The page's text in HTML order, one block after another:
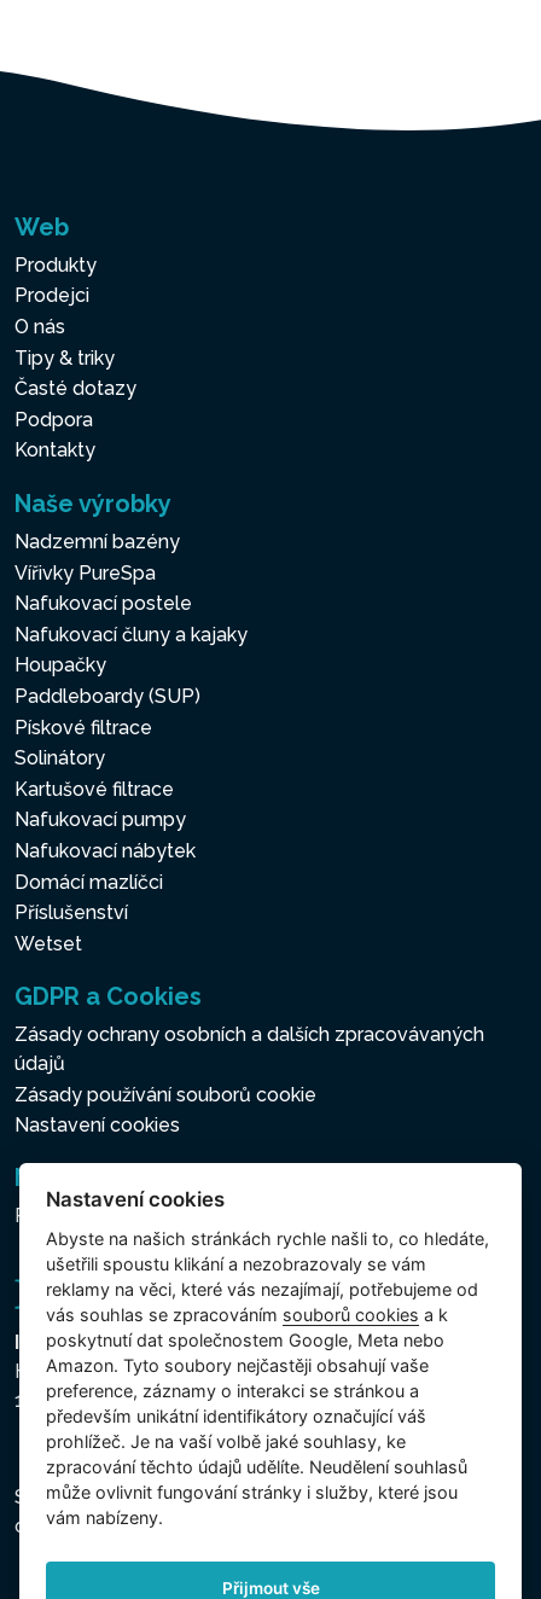
Web
Produkty
Prodejci
O nás
Tipy & triky
Časté dotazy
Podpora
Kontakty
Naše výrobky
Nadzemní bazény
Vířivky PureSpa
Nafukovací postele
Nafukovací čluny a kajaky
Houpačky
Paddleboardy (SUP)
Pískové filtrace
Solinátory
Kartušové filtrace
Nafukovací pumpy
Nafukovací nábytek
Domácí mazlíčci
Příslušenství
Wetset
GDPR a Cookies
Zásady ochrany osobních a dalších zpracovávaných
údajů
Zásady používání souborů cookie
Nastavení cookies
Newsletter
Přihlášení k odběru novinek
Intex Trading, s.r.o.
Hradecká 2526/3
130 00 Praha 3 - Česká republika
Společnost je zapsána u Městského soudu v Praze,
oddíl C, vložka 74759, IČ 26150808, DIČ CZ26150808.
Nastavení cookies
Abyste na našich stránkách rychle našli to, co hledáte,
ušetřili spoustu klikání a nezobrazovaly se vám
reklamy na věci, které vás nezajímají, potřebujeme od
vás souhlas se zpracováním souborů cookies a k
poskytnutí dat společnostem Google, Meta nebo
Amazon. Tyto soubory nejčastěji obsahují vaše
preference, záznamy o interakci se stránkou a
především unikátní identifikátory označující váš
prohlížeč. Je na vaší volbě jaké souhlasy, ke
zpracování těchto údajů udělíte. Neudělení souhlasů
může ovlivnit fungování stránky i služby, které jsou
vám nabízeny.
Přijmout vše